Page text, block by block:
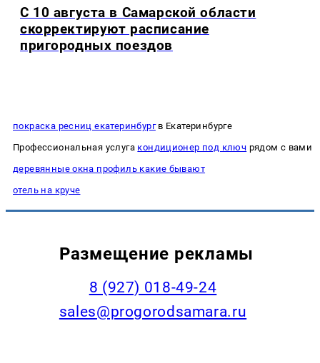
С 10 августа в Самарской области
скорректируют расписание
пригородных поездов
покраска ресниц екатеринбургв Екатеринбурге
Профессиональная услуга кондиционер под ключ рядом с вами
деревянные окна профиль какие бывают
отель на круче
Размещение рекламы
8 (927) 018-49-24
sales@progorodsamara.ru